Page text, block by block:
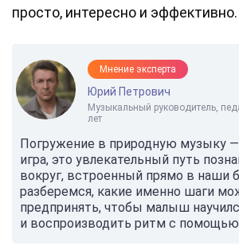
просто, интересно и эффективно.
Мнение эксперта
Юрий Петрович
Музыкальный руководитель,
лет
Погружение в природную музыку —
игра, это увлекательный путь
вокруг, встроенный прямо в наши
разберемся, какие именно шаги
предпринять, чтобы малыш
и воспроизводить ритм с